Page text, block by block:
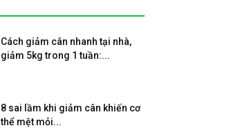
Cách giảm cân nhanh tại nhà,
giảm 5kg trong 1 tuần:...
8 sai lầm khi giảm cân khiến cơ
thể mệt mỏi...